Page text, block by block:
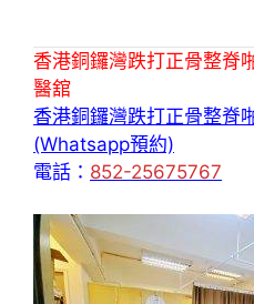
香港銅鑼灣跌打正骨整脊
醫舘
香港銅鑼灣跌打正骨整脊
(Whatsapp預約)
電話： 852-25675767